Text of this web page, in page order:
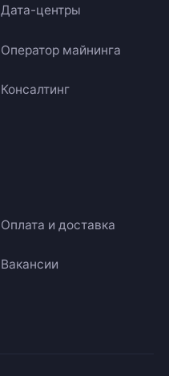
Дата-центры
Оператор майнинга
Консалтинг
Оплата и доставка
Вакансии